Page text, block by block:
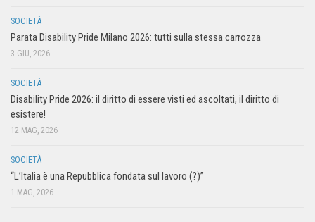
SOCIETÀ
Parata Disability Pride Milano 2026: tutti sulla stessa carrozza
3 GIU, 2026
SOCIETÀ
Disability Pride 2026: il diritto di essere visti ed ascoltati, il diritto di
esistere!
12 MAG, 2026
SOCIETÀ
“L’Italia è una Repubblica fondata sul lavoro (?)”
1 MAG, 2026